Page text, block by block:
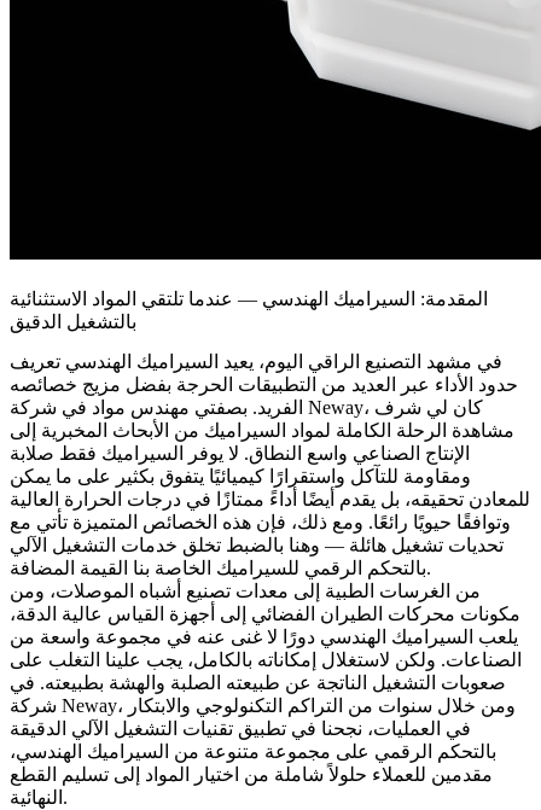
المقدمة: السيراميك الهندسي — عندما تلتقي المواد الاستثنائية
بالتشغيل الدقيق
في مشهد التصنيع الراقي اليوم، يعيد السيراميك الهندسي تعريف
حدود الأداء عبر العديد من التطبيقات الحرجة بفضل مزيج خصائصه
الفريد. بصفتي مهندس مواد في شركة Neway، كان لي شرف
مشاهدة الرحلة الكاملة لمواد السيراميك من الأبحاث المخبرية إلى
الإنتاج الصناعي واسع النطاق. لا يوفر السيراميك فقط صلابة
ومقاومة للتآكل واستقرارًا كيميائيًا يتفوق بكثير على ما يمكن
للمعادن تحقيقه، بل يقدم أيضًا أداءً ممتازًا في درجات الحرارة العالية
وتوافقًا حيويًا رائعًا. ومع ذلك، فإن هذه الخصائص المتميزة تأتي مع
تحديات تشغيل هائلة — وهنا بالضبط تخلق خدمات التشغيل الآلي
بالتحكم الرقمي للسيراميكالخاصة بنا القيمة المضافة.
من الغرسات الطبية إلى معدات تصنيع أشباه الموصلات، ومن
مكونات محركات الطيران الفضائي إلى أجهزة القياس عالية الدقة،
يلعب السيراميك الهندسي دورًا لا غنى عنه في مجموعة واسعة من
الصناعات. ولكن لاستغلال إمكاناته بالكامل، يجب علينا التغلب على
صعوبات التشغيل الناتجة عن طبيعته الصلبة والهشة بطبيعته. في
شركة Neway، ومن خلال سنوات من التراكم التكنولوجي والابتكار
في العمليات، نجحنا في تطبيق تقنيات التشغيل الآلي الدقيقة
بالتحكم الرقمي على مجموعة متنوعة من السيراميك الهندسي،
مقدمين للعملاء حلولاً شاملة من اختيار المواد إلى تسليم القطع
النهائية.